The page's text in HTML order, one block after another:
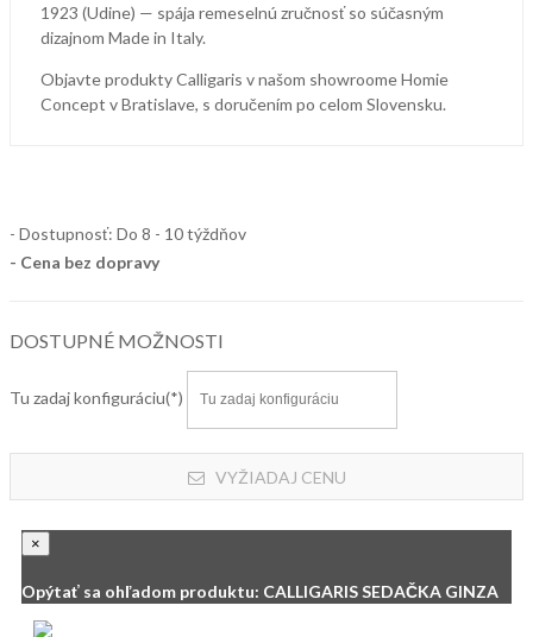
1923 (Udine) — spája remeselnú zručnosť so súčasným
dizajnom Made in Italy.
Objavte produkty Calligaris v našom showroome Homie
Concept v Bratislave, s doručením po celom Slovensku.
- Dostupnosť: Do 8 - 10 týždňov
- Cena bez dopravy
DOSTUPNÉ MOŽNOSTI
Tu zadaj konfiguráciu
VYŽIADAJ CENU
×
Opýtať sa ohľadom produktu: CALLIGARIS SEDAČKA GINZA